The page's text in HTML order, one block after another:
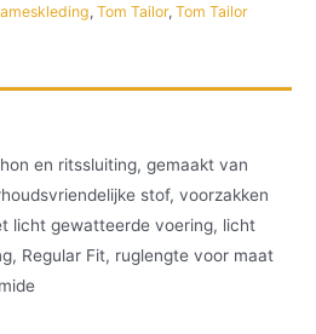
, Tom Tailor, Tom Tailor
en ritssluiting, gemaakt van
stof, voorzakken
licht gewatteerde voering, licht
Regular Fit, ruglengte voor maat